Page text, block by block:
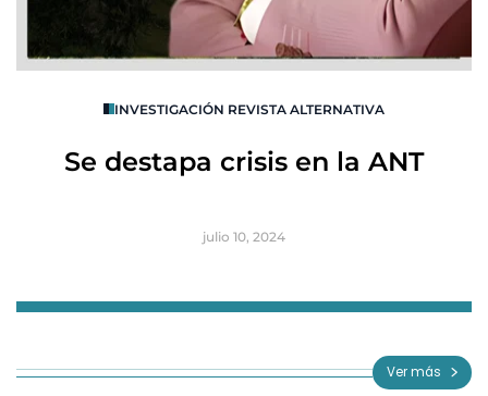
INVESTIGACIÓN REVISTA ALTERNATIVA
Se destapa crisis en la ANT
julio 10, 2024
3
Ver más